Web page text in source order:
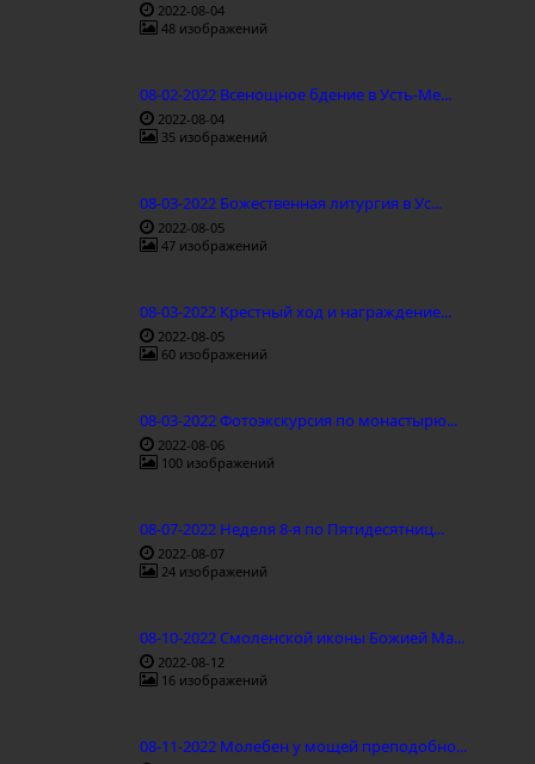
2022-08-04
48 изображений
08-02-2022 Всенощное бдение в Усть-Ме...
2022-08-04
35 изображений
08-03-2022 Божественная литургия в Ус...
2022-08-05
47 изображений
08-03-2022 Крестный ход и награждение...
2022-08-05
60 изображений
08-03-2022 Фотоэкскурсия по монастырю...
2022-08-06
100 изображений
08-07-2022 Неделя 8-я по Пятидесятниц...
2022-08-07
24 изображений
08-10-2022 Смоленской иконы Божией Ма...
2022-08-12
16 изображений
08-11-2022 Молебен у мощей преподобно...